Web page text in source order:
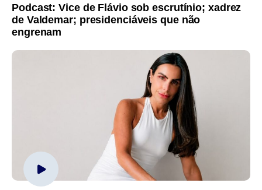
Podcast: Vice de Flávio sob escrutínio; xadrez
de Valdemar; presidenciáveis que não
engrenam